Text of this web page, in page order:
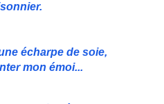
écharpe de soie,
mon émoi...